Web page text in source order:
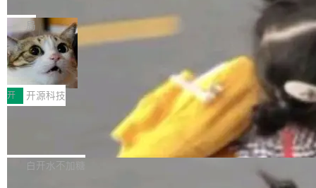
化系统等关键方向的系统性技术实力。 本届赛事
聚焦多语言对话语音模型面临的关键技术挑战，
共吸引来自全球工业界与学术界的1...
5 的架构基础构建，参数规模扩展至 2.4 万亿，
激活参数95B，支持100万上下文Tokens，在编
程、办公、科研以及长周期任务等方面实现了全
面提升。它不仅能应对更具挑战性的问题，还能
更可靠地端到端完成复杂任务，输出值得信赖的
成果。 全球开发者都可通过千问 AI 平台获得 Q
wen3.8 的 API 服务：国内每百万 Tok...
态生成模型，能生成带原生立体声的 2K 视频。
没有发布会，没有预告，直接扔了篇文章出来，
权重已经上传至 Hugging Face。 去年国内的视
频生成模型还在追 Runway 和 Pika 的参数，今
天 MiniMax H3 从架构到许可都摆上台面了。一
个模型，三个模块，两个开源。 H3 由三个模块
组成：H3-Context-IR 负责多模态指令理解和编
排（闭源，提供 API）；H3-Base 是核心生成模
型，33B 参数，负责 768p 音视频生成（开
局
DeepSeek-V4-Flash正式版API上线超
算互联网
近日，DeepSeek-V4-Flash 正式版 API 开启公
开测试。国家超算互联网正式上线 DeepSeek-V
4-Flash 正式版（DeepSeek-V4-Flash-0731）
模型 API 调用服务和模型文件。 DeepSeek-V4-
Flash-0731 经过大量后训练工作，智能体能力
大幅增强，指令遵循能力大幅增强。在多项基准
开 开源科技
Docker 29.7.1 现已发布，具体更新内容如下：
Bug fixes and enhancements 修复了一个回归
白开水不加糖